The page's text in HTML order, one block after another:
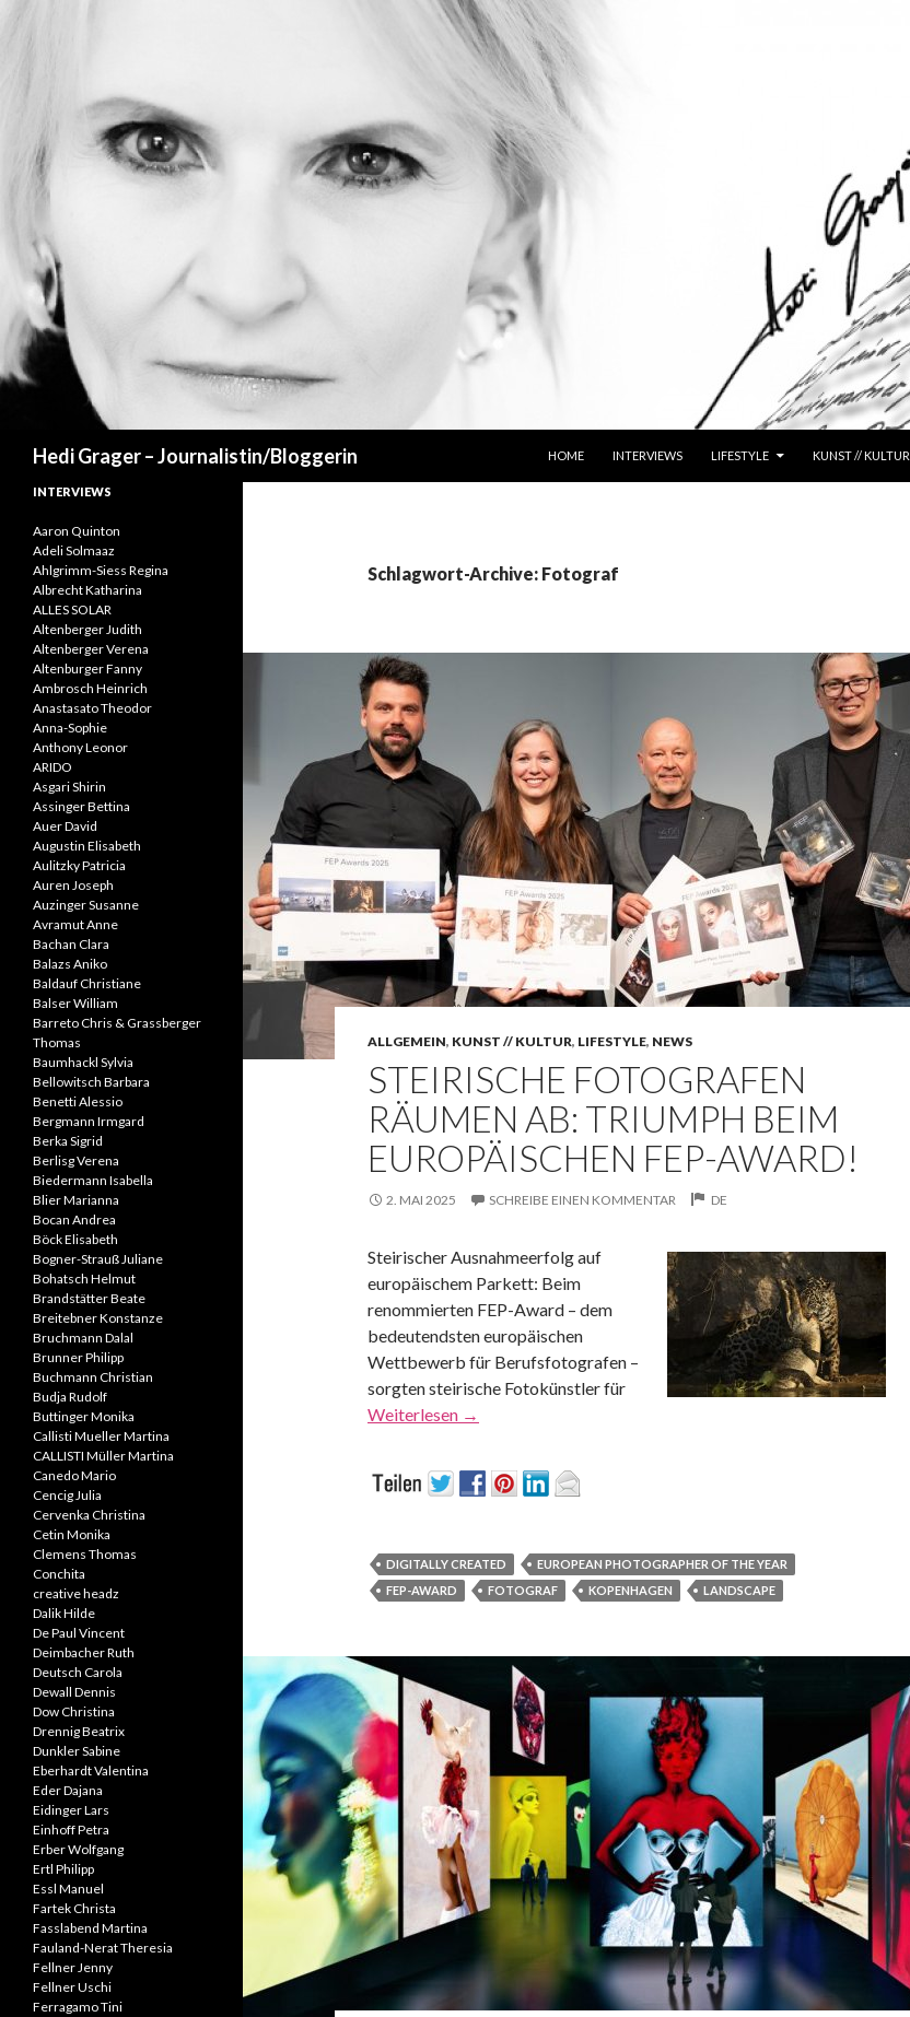
Hedi Grager – Journalistin/Bloggerin
HOME
INTERVIEWS LIFESTYLE KUNST // KULTUR
Schlagwort-Archive: Fotograf
ALLGEMEIN, KUNST // KULTUR, LIFESTYLE, NEWS
STEIRISCHE FOTOGRAFEN
RÄUMEN AB: TRIUMPH BEIM
EUROPÄISCHEN FEP-AWARD!
2. MAI 2025 SCHREIBE EINEN KOMMENTAR DE
Steirischer Ausnahmeerfolg auf
europäischem Parkett: Beim
renommierten FEP-Award – dem
bedeutendsten europäischen
Wettbewerb für Berufsfotografen –
sorgten steirische Fotokünstler für
Weiterlesen →
DIGITALLY CREATED
EUROPEAN PHOTOGRAPHER OF THE YEAR
FEP-AWARD
FOTOGRAF KOPENHAGEN LANDSCAPE
INTERVIEWS
Aaron Quinton
Adeli Solmaaz
Ahlgrimm-Siess Regina
Albrecht Katharina
ALLES SOLAR
Altenberger Judith
Altenberger Verena
Altenburger Fanny
Ambrosch Heinrich
Anastasato Theodor
Anna-Sophie
Anthony Leonor
ARIDO
Asgari Shirin
Assinger Bettina
Auer David
Augustin Elisabeth
Aulitzky Patricia
Auren Joseph
Auzinger Susanne
Avramut Anne
Bachan Clara
Balazs Aniko
Baldauf Christiane
Balser William
Barreto Chris & Grassberger
Thomas
Baumhackl Sylvia
Bellowitsch Barbara
Benetti Alessio
Bergmann Irmgard
Berka Sigrid
Berlisg Verena
Biedermann Isabella
Blier Marianna
Bocan Andrea
Böck Elisabeth
Bogner-Strauß Juliane
Bohatsch Helmut
Brandstätter Beate
Breitebner Konstanze
Bruchmann Dalal
Brunner Philipp
Buchmann Christian
Budja Rudolf
Buttinger Monika
Callisti Mueller Martina
CALLISTI Müller Martina
Canedo Mario
Cencig Julia
Cervenka Christina
Cetin Monika
Clemens Thomas
Conchita
creative headz
Dalik Hilde
De Paul Vincent
Deimbacher Ruth
Deutsch Carola
Dewall Dennis
Dow Christina
Drennig Beatrix
Dunkler Sabine
Eberhardt Valentina
Eder Dajana
Eidinger Lars
Einhoff Petra
Erber Wolfgang
Ertl Philipp
Essl Manuel
Fartek Christa
Fasslabend Martina
Fauland-Nerat Theresia
Fellner Jenny
Fellner Uschi
Ferragamo Tini